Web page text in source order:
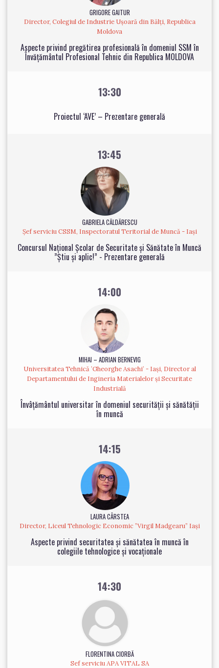
GRIGORE GAITUR
Director, Colegiul de Industrie Ușoară din Bălți, Republica
Moldova
Aspecte privind pregătirea profesională în domeniul SSM în
Învățământul Profesional Tehnic din Republica MOLDOVA
13:30
Proiectul ‘AVE’ – Prezentare generală
13:45
GABRIELA CĂLDĂRESCU
Șef serviciu CSSM, Inspectoratul Teritorial de Muncă - Iași
Concursul Național Școlar de Securitate și Sănătate în Muncă
”Știu și aplic!” - Prezentare generală
14:00
MIHAI – ADRIAN BERNEVIG
Universitatea Tehnică ’Gheorghe Asachi’ - Iași, Director al
Departamentului de Ingineria Materialelor și Securitate
Industrială
Învâțământul universitar în domeniul securității și sănătății
în muncă
14:15
LAURA CÂRSTEA
Director, Liceul Tehnologic Economic ”Virgil Madgearu” Iași
Aspecte privind securitatea și sănătatea în muncă în
colegiile tehnologice și vocaționale
14:30
FLORENTINA CIORBĂ
Sef serviciu APA VITAL SA